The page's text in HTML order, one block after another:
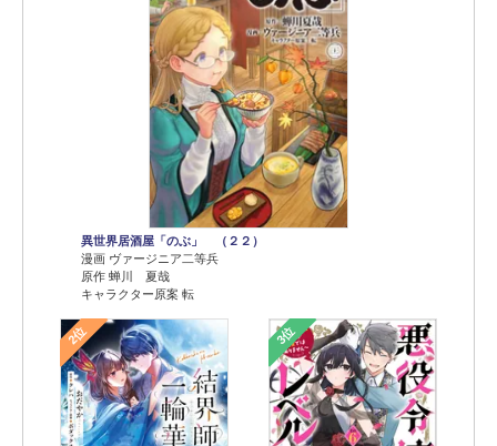
異世界居酒屋「のぶ」 （２２）
漫画 ヴァージニア二等兵
原作 蝉川 夏哉
キャラクター原案 転
2位 3位